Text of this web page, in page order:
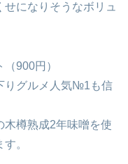
になりそうなボリュ
（900円）
りグルメ人気№1も信
木樽熟成2年味噌を使
。